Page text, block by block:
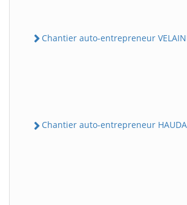
Chantier auto-entrepreneur
Chantier auto-entrepreneur